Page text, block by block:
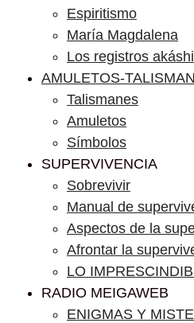
Espiritismo
María Magdalena
Los registros
AMULETOS-
Talismanes
Amuletos
Símbolos
SUPERVIVENCIA
Sobrevivir
Manual de
Aspectos de la
Afrontar la
LO
RADIO MEIGAWEB
ENIGMAS Y